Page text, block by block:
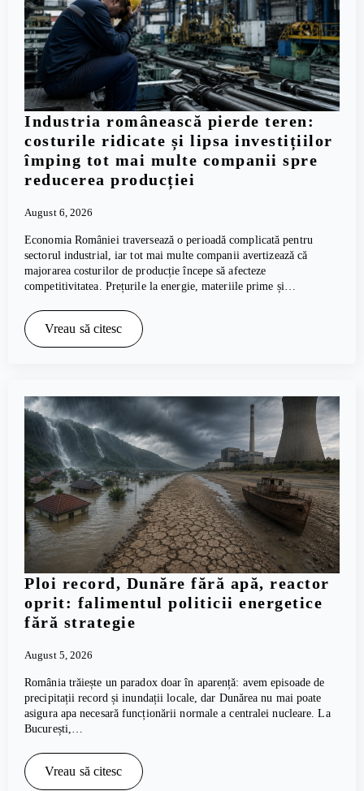
Industria românească pierde teren:
costurile ridicate și lipsa investițiilor
împing tot mai multe companii spre
reducerea producției
August 6, 2026
Economia României traversează o perioadă complicată pentru
sectorul industrial, iar tot mai multe companii avertizează că
majorarea costurilor de producție începe să afecteze
competitivitatea. Prețurile la energie, materiile prime și…
Vreau să citesc
Ploi record, Dunăre fără apă, reactor
oprit: falimentul politicii energetice
fără strategie
August 5, 2026
România trăiește un paradox doar în aparență: avem episoade de
precipitații record și inundații locale, dar Dunărea nu mai poate
asigura apa necesară funcționării normale a centralei nucleare. La
București,…
Vreau să citesc